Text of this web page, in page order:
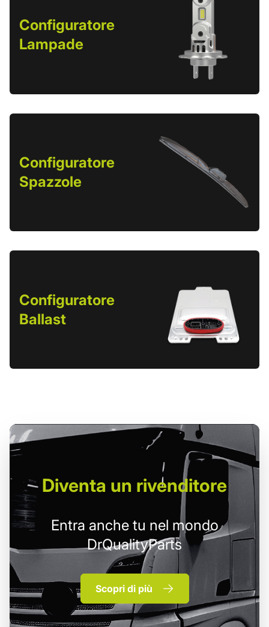
Configuratore
Lampade
Configuratore
Spazzole
Configuratore
Ballast
Diventa un rivenditore
Entra anche tu nel mondo
DrQualityParts
Scopri di più